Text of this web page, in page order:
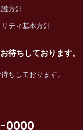
方針
ティ基本方針
待ちしております。
ちしております。
0000